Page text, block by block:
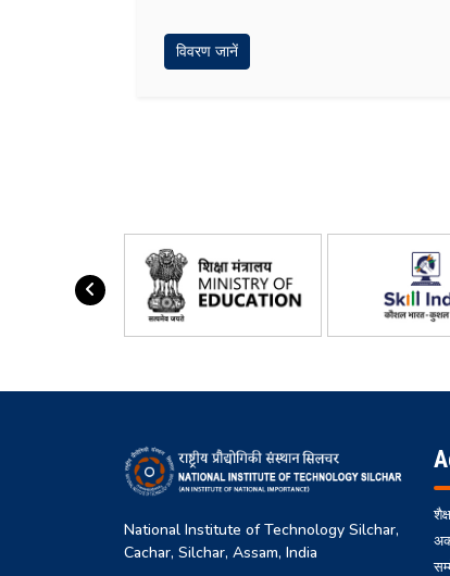
विवरण जानें
National Institute of Technology Silchar,
Cachar, Silchar, Assam, India